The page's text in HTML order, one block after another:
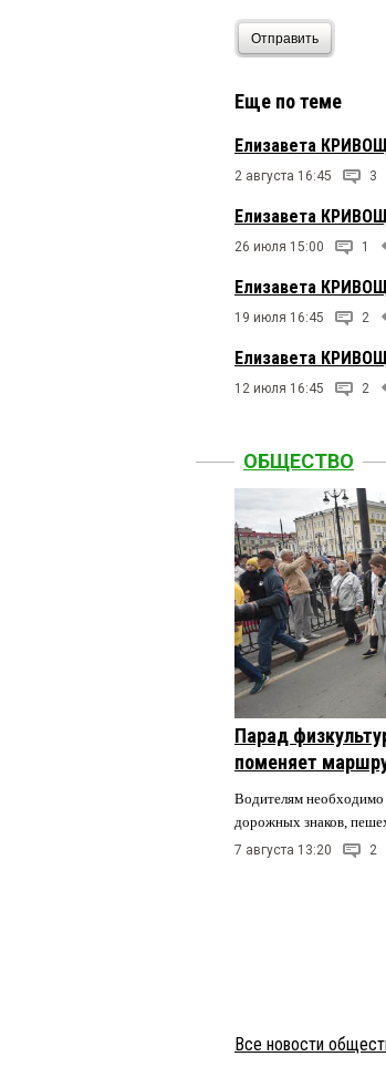
Отправить
Еще по теме
Елизавета
2 августа 16:45 3
Елизавета
26 июля 15:00 1
Елизавета
19 июля 16:45 2
Елизавета
12 июля 16:45 2
ОБЩЕСТВО
Парад
поменяет
Водителям необходимо
дорожных знаков,
7 августа 13:20 2
Все новости